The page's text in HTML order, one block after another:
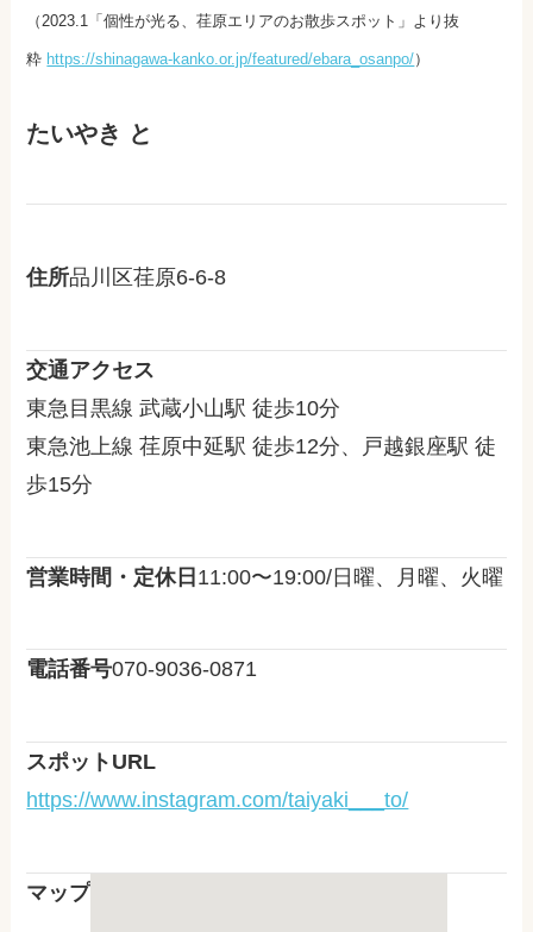
（2023.1「個性が光る、荏原エリアのお散歩スポット 」より抜
粋 https://shinagawa-kanko.or.jp/featured/ebara_osanpo/）
たいやき と
住所品川区荏原6-6-8
交通アクセス
東急目黒線 武蔵小山駅 徒歩10分
東急池上線 荏原中延駅 徒歩12分、戸越銀座駅 徒
歩15分
営業時間・定休日 11:00〜19:00/日曜、月曜、火曜
電話番号070-9036-0871
スポットURL
https://www.instagram.com/taiyaki___to/
マップ